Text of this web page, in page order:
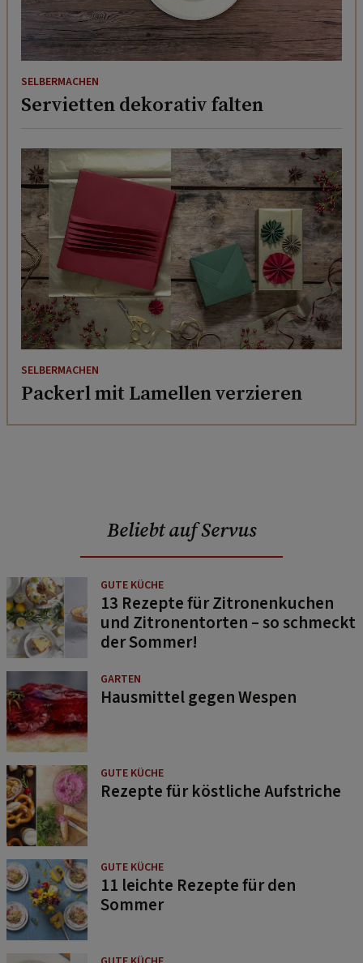
SELBERMACHEN
Servietten dekorativ falten
SELBERMACHEN
Packerl mit Lamellen verzieren
Beliebt auf Servus
GUTE KÜCHE
13 Rezepte für Zitronenkuchen
und Zitronentorten – so schmeckt
der Sommer!
GARTEN
Hausmittel gegen Wespen
GUTE KÜCHE
Rezepte für köstliche Aufstriche
GUTE KÜCHE
11 leichte Rezepte für den
Sommer